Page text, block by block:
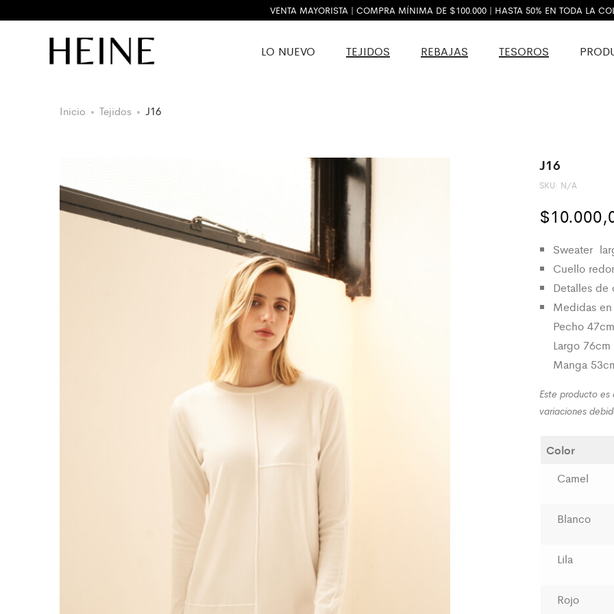
VENTA MAYORISTA | COMPRA MÍNIMA DE $100.000 | HASTA 50% EN TODA LA
LO NUEVO TEJIDOS REBAJAS TESOROS
Inicio Tejidos J16
J16
SKU: N/A
$
Sweater
Cuello
Detalles de
Medidas
Pecho 47cm
Largo 76cm
Manga
Este producto
variaciones
Color
Camel
Blanco
Lila
Rojo